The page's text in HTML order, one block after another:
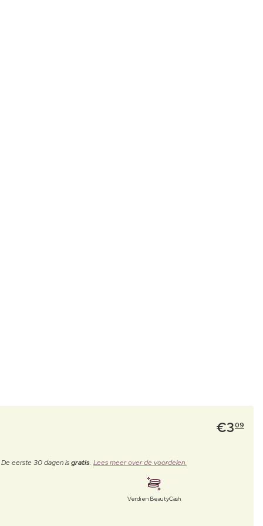
€309
De eerste 30 dagen isgratis. Lees meer over de voordelen.
Verdien BeautyCash